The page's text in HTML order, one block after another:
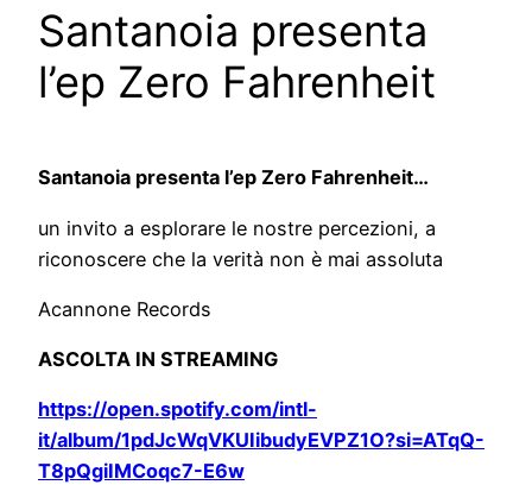
Santanoia presenta
l’ep Zero Fahrenheit
Santanoia presenta l’ep Zero Fahrenheit…
un invito a esplorare le nostre percezioni, a
riconoscere che la verità non è mai assoluta
Acannone Records
ASCOLTA IN STREAMING
https://open.spotify.com/intl-
it/album/1pdJcWqVKUIibudyEVPZ1O?si=ATqQ-
T8pQgiIMCoqc7-E6w